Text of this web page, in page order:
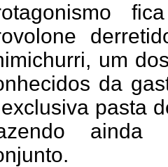
um
da
pasta
ainda